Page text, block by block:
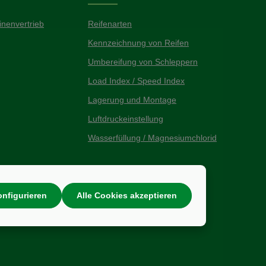
Reifenarten
Kennzeichnung von Reifen
Umbereifung von Schleppern
Load Index / Speed Index
Lagerung und Montage
Luftdruckeinstellung
Wasserfüllung / Magnesiumchlorid
Alle Cookies akzeptieren